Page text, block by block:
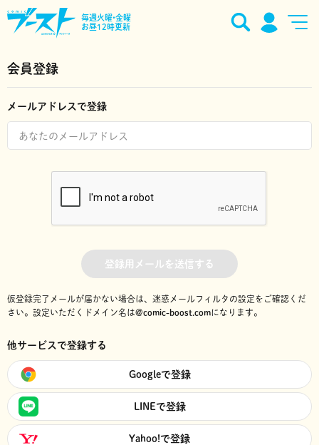
毎週火曜•金曜
お昼12時更新
会員登録
メールアドレスで登録
登録用メールを送信する
仮登録完了メールが届かない場合は、迷惑メールフィルタの設定をご確認くだ
さい。 設定いただくドメイン名は@comic-boost.comになります。
他サービスで登録する
Googleで登録
LINEで登録
Yahoo!で登録